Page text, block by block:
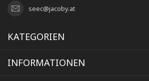
seec@jacoby.at
KATEGORIEN
INFORMATIONEN